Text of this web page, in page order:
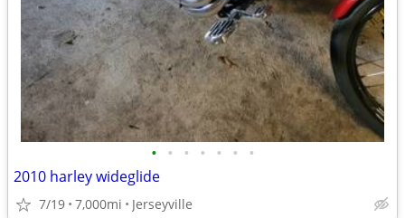
• • • • • • •
2010 harley wideglide
7/19 7,000mi Jerseyville